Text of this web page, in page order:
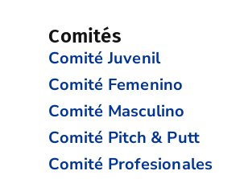
Comités
Comité Juvenil
Comité Femenino
Comité Masculino
Comité Pitch & Putt
Comité Profesionales